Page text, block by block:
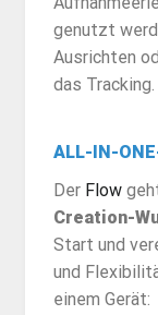
genutzt
Ausrichten
das Tracking.
ALL-IN-
Der Flow
Creation-
Start und
und
einem Gerät: